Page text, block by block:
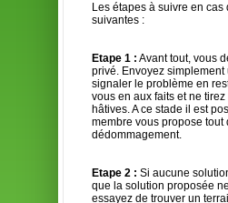
Les étapes à suivre en
suivantes :
Etape 1 : Avant tout, vous
privé. Envoyez
signaler le problème en
vous en aux faits et ne
hâtives. A ce stade il est
membre vous propose tout
dédommagement.
Etape 2 : Si aucune
que la solution proposée
essayez de trouver un